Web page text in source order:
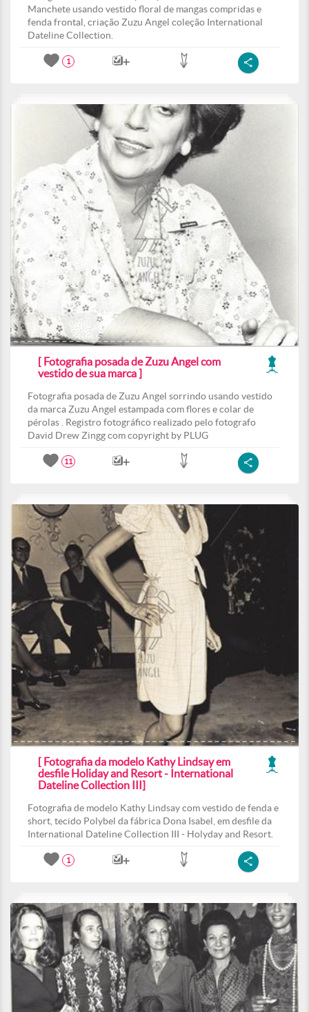
Manchete usando vestido floral de mangas compridas e
fenda frontal, criação Zuzu Angel coleção International
Dateline Collection.
1
[ Fotografia posada de Zuzu Angel com
vestido de sua marca ]
Fotografia posada de Zuzu Angel sorrindo usando vestido
da marca Zuzu Angel estampada com flores e colar de
pérolas . Registro fotográfico realizado pelo fotografo
David Drew Zingg com copyright by PLUG
11
[ Fotografia da modelo Kathy Lindsay em
desfile Holiday and Resort - International
Dateline Collection III]
Fotografia de modelo Kathy Lindsay com vestido de fenda e
short, tecido Polybel da fábrica Dona Isabel, em desfile da
International Dateline Collection III - Holyday and Resort.
1